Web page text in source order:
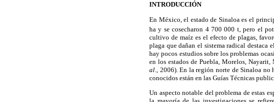
INTRODUCCIÓN
En México, el estado de Sinaloa es el
ha y se cosecharon 4 700 000 t, pero el
cultivo de maíz es el efecto de plagas,
plaga que dañan el sistema radical
hay pocos estudios sobre los problemas
en los estados de Puebla, Morelos,
al ., 2006). En la región norte de Sinaloa
conocidos están en las Guías Técnicas
Un aspecto notable del problema de estas